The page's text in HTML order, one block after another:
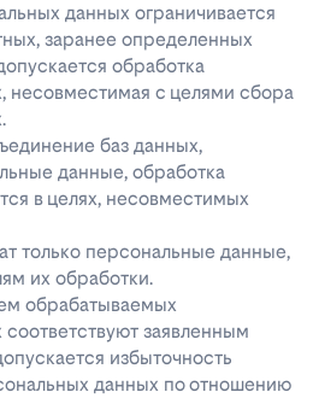
данных ограничивается
заранее определенных
обработка
несовместимая с целями сбора
баз данных,
данные, обработка
в целях, несовместимых
только персональные данные,
их обработки.
обрабатываемых
заявленным
избыточность
данных по отношению